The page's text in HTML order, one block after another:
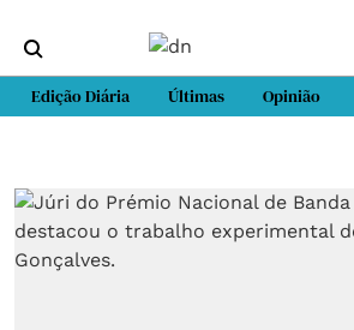
Edição Diária Últimas Opinião